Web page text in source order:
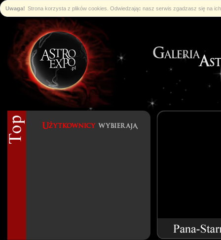
Uwaga! Strona korzysta z plików cookies. Odwiedzając nasz serwis zgadzasz się na